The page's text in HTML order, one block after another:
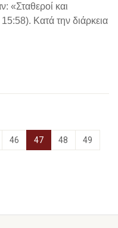
«Σταθεροί και
Κατά την διάρκεια
46 47 48 49